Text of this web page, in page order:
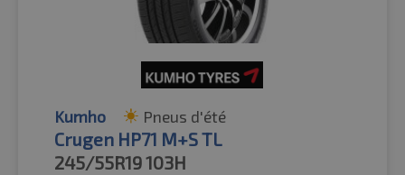
Kumho Pneus d'été
Crugen HP71 M+S TL
245/55R19103H